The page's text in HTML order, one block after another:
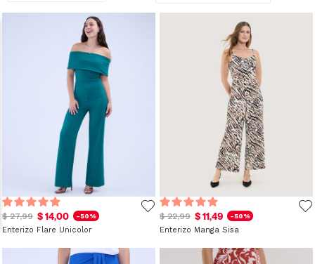
$ 27,99 $ 14,00 -50%
Enterizo Flare Unicolor
$ 22,99 $ 11,49 -50%
Enterizo Manga Sisa